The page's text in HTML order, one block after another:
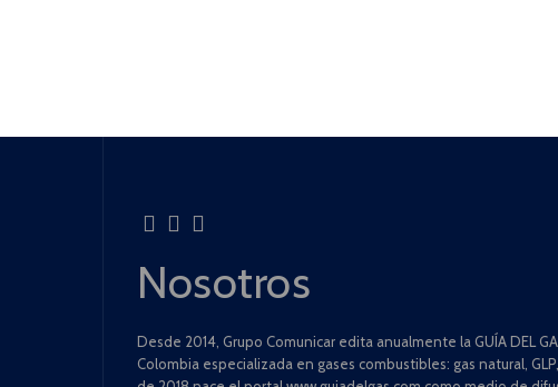
Nosotros
Desde 2014, Grupo Comunicar edita anualmente la GUÍA DEL
Colombia especializada en gases combustibles: gas natural,